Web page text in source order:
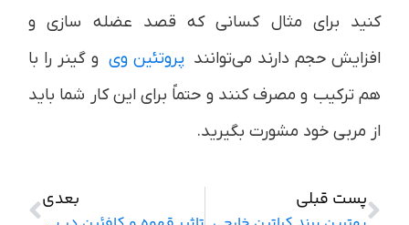
کنید برای مثال کسانی که قصد عضله سازی و
افزایش حجم دارند می‌توانند پروتئین وی و گینر را با
هم ترکیب و مصرف کنند و حتماً برای این کار شما باید
از مربی خود مشورت بگیرید.
پست قبلی بعدی